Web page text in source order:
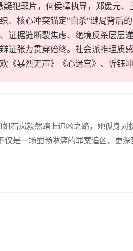
疑犯罪片，何侯擇执导，郑媛元
。核心冲突锚定"自杀"谜局背后
证据链断裂焦虑、绝境反杀层层
证张力贯穿始终。社会派推理质
《暴烈无声》《心迷宫》、忻钰
姐石岚毅然踏上追凶之路，她孤身
是一场酣畅淋漓的罪案追凶，更深